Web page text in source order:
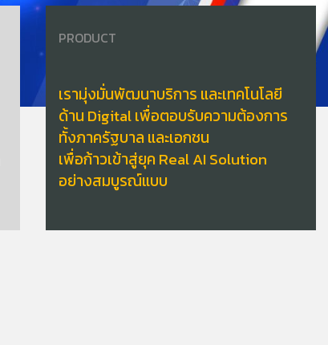
PRODUCT
เรามุ่งมั่นพัฒนาบริการ และเทคโนโลยี
ด้าน Digital เพื่อตอบรับความต้องการ
ทั้งภาครัฐบาล และเอกชน
เพื่อก้าวเข้าสู่ยุค Real AI Solution
อย่างสมบูรณ์แบบ